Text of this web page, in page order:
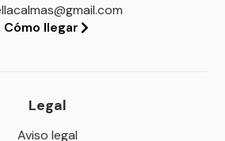
Cómo llegar
Legal
Aviso legal